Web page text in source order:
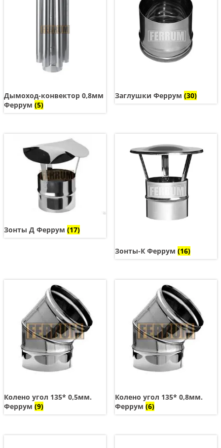
Дымоход-конвектор 0,8мм
Феррум (5)
Заглушки Феррум (30)
Зонты Д Феррум (17)
Зонты-К Феррум (16)
Колено угол 135* 0,5мм.
Феррум (9)
Колено угол 135* 0,8мм.
Феррум (6)